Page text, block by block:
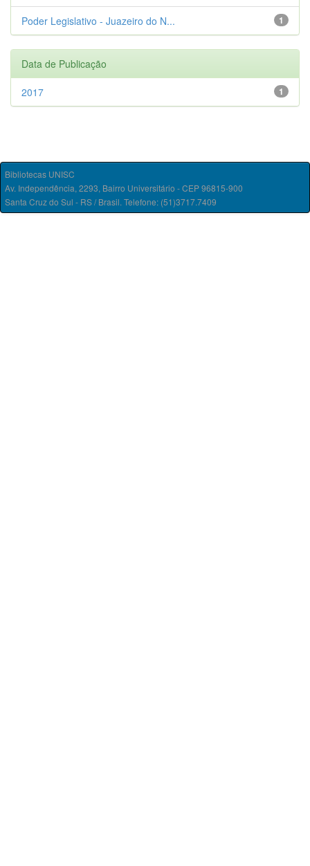
1
Poder Legislativo - Juazeiro do N...
Data de Publicação
1
2017
Bibliotecas UNISC
Av. Independência, 2293, Bairro Universitário - CEP 96815-900
Santa Cruz do Sul - RS / Brasil. Telefone: (51)3717.7409